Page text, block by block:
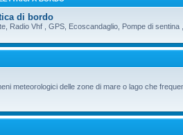
di bordo
Radio Vhf , GPS, Ecoscandaglio, Pompe di sentina
meteorologici delle zone di mare o lago che